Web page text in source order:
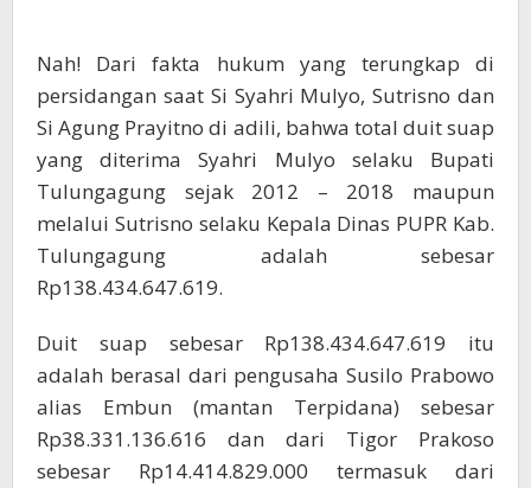
Nah! Dari fakta hukum yang terungkap di
persidangan saat Si Syahri Mulyo, Sutrisno dan
Si Agung Prayitno di adili, bahwa total duit suap
yang diterima Syahri Mulyo selaku Bupati
Tulungagung sejak 2012 – 2018 maupun
melalui Sutrisno selaku Kepala Dinas PUPR Kab.
Tulungagung adalah sebesar
Rp138.434.647.619.
Duit suap sebesar Rp138.434.647.619 itu
adalah berasal dari pengusaha Susilo Prabowo
alias Embun (mantan Terpidana) sebesar
Rp38.331.136.616 dan dari Tigor Prakoso
sebesar Rp14.414.829.000 termasuk dari